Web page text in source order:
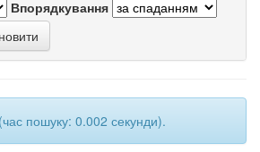
Впорядкування
пошуку: 0.002 секунди).